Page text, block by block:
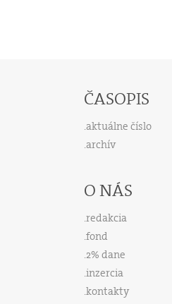
ČASOPIS
aktuálne číslo
archív
O NÁS
redakcia
fond
2% dane
inzercia
kontakty